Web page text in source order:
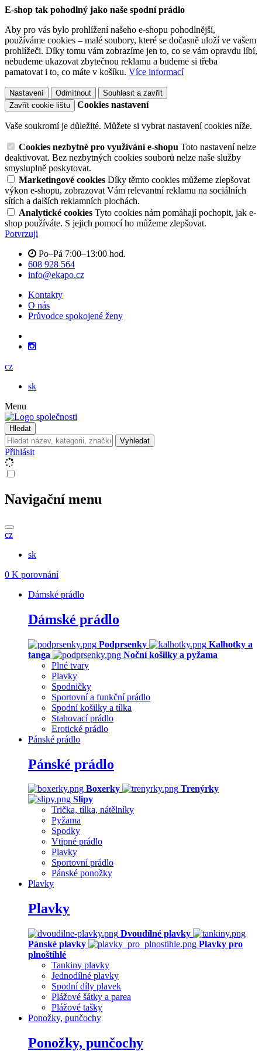
E-shop tak pohodlný jako naše spodní prádlo
Aby pro vás bylo prohlížení našeho e-shopu pohodlnější,
používáme cookies – malé soubory, které se dočasně uloží ve vašem
prohlížeči. Díky tomu vám zobrazíme jen to, co se vám opravdu líbí,
nebudeme ukazovat zbytečnou reklamu a budeme si třeba
pamatovat i to, co máte v košíku. Více informací
Nastavení Odmítnout
Souhlasit a zavřít
Zavřít cookie lištu
Cookies nastavení
Vaše soukromí je důležité. Můžete si vybrat nastavení cookies níže.
Cookies nezbytné pro využívání e-shopu Toto nastavení nelze
deaktivovat. Bez nezbytných cookies souborů nelze naše služby
smysluplně poskytovat.
Marketingové cookies Díky těmto cookies můžeme zlepšovat
výkon e-shopu, zobrazovat Vám relevantní reklamu na sociálních
sítích a dalších reklamních plochách.
Analytické cookies Tyto cookies nám pomáhají pochopit, jak e-
shop používáte. S jejich pomocí ho můžeme zlepšovat.
Potvrzuji
Po–Pá 7:00–13:00 hod.
608 928 564
info@ekapo.cz
Kontakty
O nás
Průvodce spokojené ženy
cz
sk
Menu
Hledat
Vyhledat
Přihlásit
Navigační menu
cz
sk
0 K porovnání
Dámské prádlo
Dámské prádlo
Podprsenky
Kalhotky a
tanga
Noční košilky a pyžama
Plné tvary
Plavky
Spodničky
Sportovní a funkční prádlo
Spodní košilky a tílka
Stahovací prádlo
Erotické prádlo
Pánské prádlo
Pánské prádlo
Boxerky
Trenýrky
Slipy
Trička, tílka, nátělníky
Pyžama
Spodky
Vtipné prádlo
Plavky
Sportovní prádlo
Pánské ponožky
Plavky
Plavky
Dvoudílné plavky
Pánské plavky
Plavky pro
plnoštíhlé
Tankiny plavky
Jednodílné plavky
Spodní díly plavek
Plážové šátky a parea
Plážové tašky
Ponožky, punčochy
Ponožky, punčochy